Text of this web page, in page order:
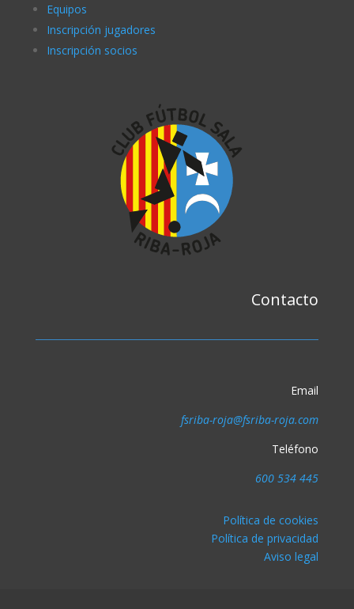
Equipos
Inscripción jugadores
Inscripción socios
Contacto
Email
fsriba-roja@fsriba-roja.com
Teléfono
600 534 445
Política de cookies
Política de privacidad
Aviso legal